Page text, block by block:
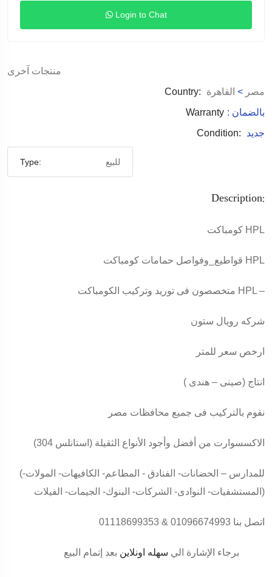
Login to Chat
منتجات آخرى
Country:
مصر > القاهرة
Warranty
: بالضمان
Condition:
جديد
Type: للبيع
Description:
كومباكت HPL
قواطيع_وفواصل حمامات كومباكت HPL
متخصصون فى توريد وتركيب الكومباكت HPL –
شركه رويال ستون
ارخص سعر للمتر
انتاج (صينى – هندى )
نقوم بالتركيب فى جميع محافظات مصر
الاكسسوارت من أفضل وأجود الأنواع الثقيلة (استانلس 304)
(للمدارس – الحضانات- الفنادق - المطاعم- الكافيهات- المولات-
المستشفيات- النوادى- الشركات- البنوك- الجيمات- الفيلات)
اتصل بنا 01096674993 & 01118699353
برجاء الإشارة الي سهله اونلاين بعد إتمام البيع